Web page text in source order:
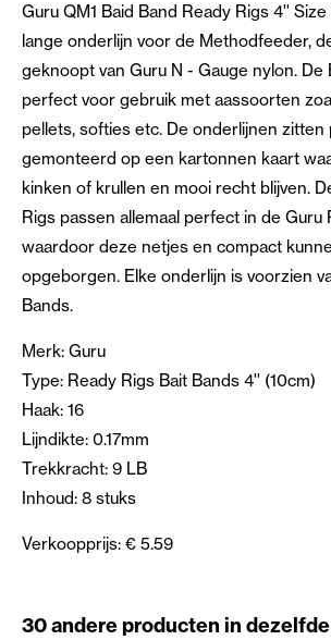
Guru QM1 Baid Band Ready Rigs 4'' Size
lange onderlijn voor de Methodfeeder,
geknoopt van Guru N - Gauge nylon. De
perfect voor gebruik met aassoorten
pellets, softies etc. De onderlijnen zitten
gemonteerd op een kartonnen kaart
kinken of krullen en mooi recht blijven.
Rigs passen allemaal perfect in de Guru
waardoor deze netjes en compact
opgeborgen. Elke onderlijn is voorzien
Bands.
Merk: Guru
Type: Ready Rigs Bait Bands 4'' (10cm)
Haak: 16
Lijndikte: 0.17mm
Trekkracht: 9 LB
Inhoud: 8 stuks
Verkoopprijs: € 5.59
30 andere producten in